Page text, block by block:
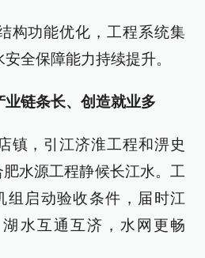
构功能优化，工程系统集
全保障能力持续提升。
链条长、创造就业多
镇，引江济淮工程和淠史
水源工程静候长江水。工
组启动验收条件，届时江
水互通互济，水网更畅